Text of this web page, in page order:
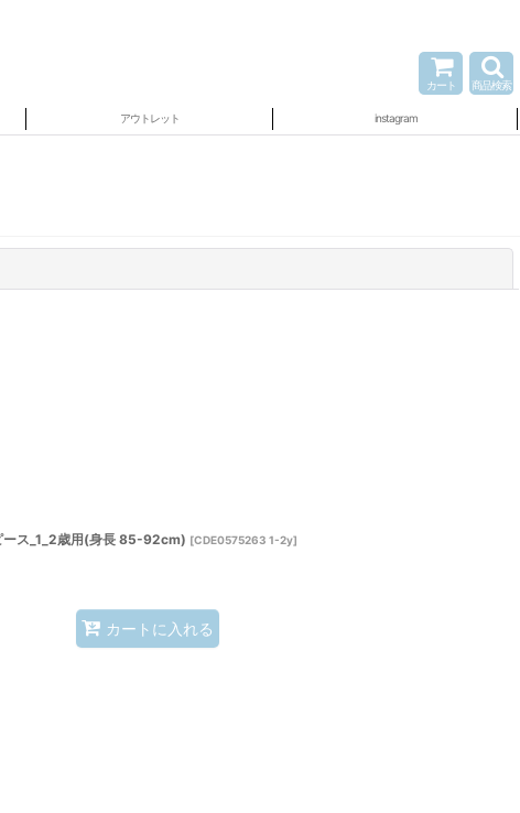
カート 商品検索
アウトレット instagram
ース_1_2歳用(身長 85-92cm) [CDE0575263 1-2y]
カートに入れる